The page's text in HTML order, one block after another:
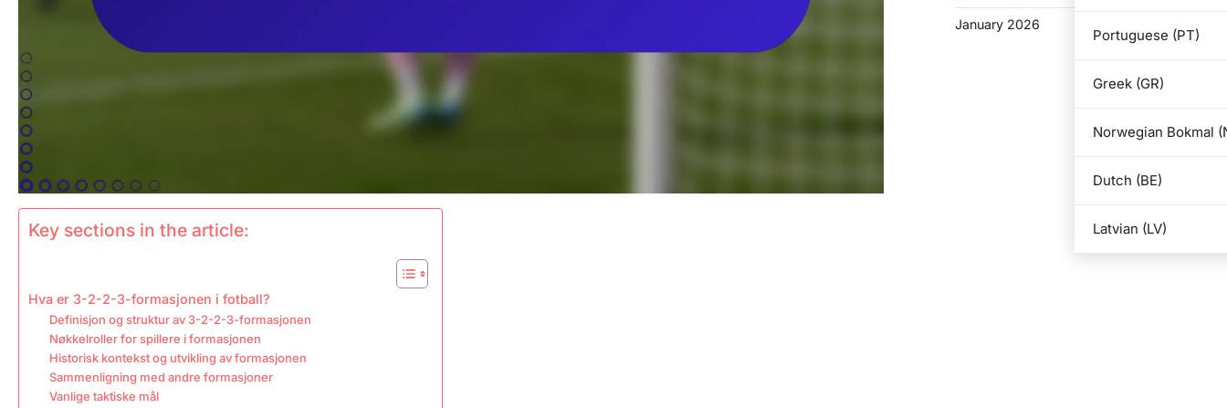
Portuguese (PT)
Greek (GR)
Norwegian Bokmal
Dutch (BE)
Latvian (LV)
Key sections in the article:
Hva er 3-2-2-3-formasjonen i fotball?
Definisjon og struktur av 3-2-2-3-formasjonen
Nøkkelroller for spillere i formasjonen
Historisk kontekst og utvikling av formasjonen
Sammenligning med andre formasjoner
Vanlige taktiske mål
January 2026